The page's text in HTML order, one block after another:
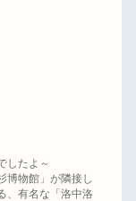
したよ～
博物館」が隣接し
、有名な「洛中洛